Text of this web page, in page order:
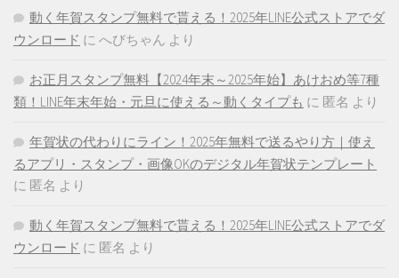
動く年賀スタンプ無料で貰える！2025年LINE公式ストアでダ
ウンロード に へびちゃん より
お正月スタンプ無料【2024年末～2025年始】あけおめ等7種
類！LINE年末年始・元旦に使える～動くタイプも に 匿名 より
年賀状の代わりにライン！2025年無料で送るやり方｜使え
るアプリ・スタンプ・画像OKのデジタル年賀状テンプレート
に 匿名 より
動く年賀スタンプ無料で貰える！2025年LINE公式ストアでダ
ウンロード に 匿名 より